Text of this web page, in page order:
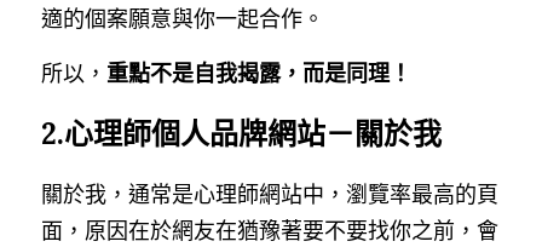
適的個案願意與你一起合作。
所以， 重點不是自我揭露，而是同理！
2.心理師個人品牌網站－關於我
關於我，通常是心理師網站中，瀏覽率最高的頁
面，原因在於網友在猶豫著要不要找你之前，會